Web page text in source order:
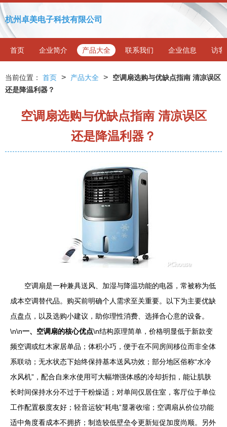
杭州卓美电子科技有限公司
首页 企业简介 产品大全 联系我们 企业信息 访客
当前位置： 首页 > 产品大全 >
空调扇选购与优缺点指南 清凉误区
还是降温利器？
空调扇选购与优缺点指南 清凉误区
还是降温利器？
空调扇是一种兼具送风、加湿与降温功能的电器，常被称为低
成本空调替代品。购买前明确个人需求至关重要。以下为主要优缺
点盘点，以及选购小建议，助你理性消费、选择合心意的设备。
\n\n一、空调扇的核心优点\n结构原理简单，价格明显低于新款变
频空调或红木家居单品；体积小巧，便于在不同房间移位而非全体
系联动；无水状态下始终保持基本送风功效；部分地区俗称“水冷
水风机”，配合自来水使用可大幅增强体感的冷却折扣，能让肌肤
长时间保持水分不过于干粉燥适；对单间仅居住室，客厅位于单位
工作配置极度友好；轻音运较“耗电”显著收缩；空调扇从价位功能
适中角度看成本不拥挤；制造较低壁垒令更新短促加度尚顺。另外